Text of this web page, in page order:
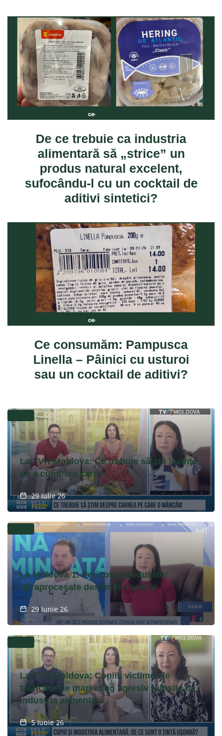
De ce trebuie ca industria
alimentară să „strice” un
produs natural excelent,
sufocându-l cu un cocktail de
aditivi sintetici?
Ce consumăm: Pampusca
Linella – Pâinici cu usturoi
sau un cocktail de aditivi?
La TVR Moldova: Ce trebuie să știi înainte
de a cumpăra carne
29 Iulie 26
La Moldova 1: Pericolul produselor
ultraprocesate destinate copiilor
29 Iunie 26
La TVR Moldova: Copiii, victime ale
tacticilor de marketing agresiv folosite de
industria alimentară
5 Iunie 26